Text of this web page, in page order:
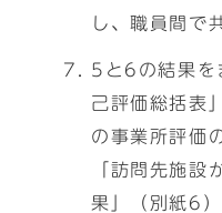
し、職員間で
5と6の結果を
己評価総括表
の事業所評価
「訪問先施設
果」（別紙6